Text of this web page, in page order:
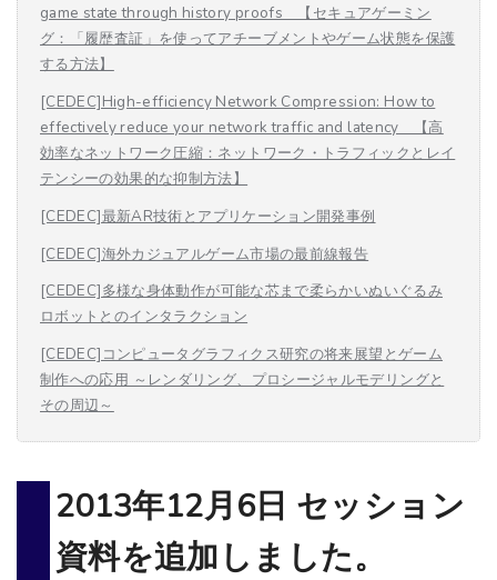
game state through history proofs 【セキュアゲーミン
グ：「履歴査証」を使ってアチーブメントやゲーム状態を保護
する方法】
[CEDEC]High-efficiency Network Compression: How to
effectively reduce your network traffic and latency 【高
効率なネットワーク圧縮：ネットワーク・トラフィックとレイ
テンシーの効果的な抑制方法】
[CEDEC]最新AR技術とアプリケーション開発事例
[CEDEC]海外カジュアルゲーム市場の最前線報告
[CEDEC]多様な身体動作が可能な芯まで柔らかいぬいぐるみ
ロボットとのインタラクション
[CEDEC]コンピュータグラフィクス研究の将来展望とゲーム
制作への応用 ～レンダリング、プロシージャルモデリングと
その周辺～
2013年12月6日 セッション
資料を追加しました。